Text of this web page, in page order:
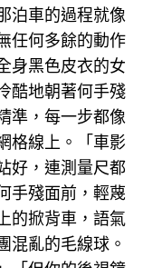
泊車的過程就像
任何多餘的動作
身黑色皮衣的女
酷地朝著何手殘
準，每一步都像
格線上。「車影
好，連測量尺都
手殘面前，輕蔑
的掀背車，語氣
混亂的毛線球。